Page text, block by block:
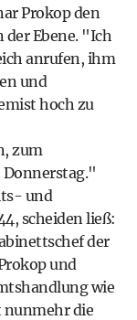
Prokop den
der Ebene. "Ich
anrufen, ihm
und
hoch zu
zum
Donnerstag."
und
scheiden ließ:
der
und
wie
nunmehr die